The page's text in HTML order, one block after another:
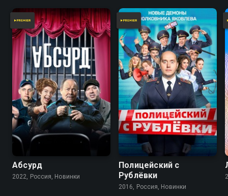
Абсурд
2022, Россия, Новинки
7.9 7.2
Полицейский с
Рублёвки
2016, Россия, Новинки